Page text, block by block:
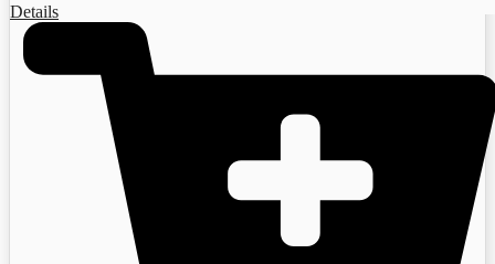
Details